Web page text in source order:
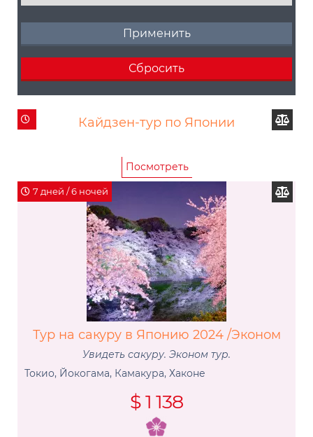
Кайдзен-тур по Японии
Посмотреть
7 дней / 6 ночей
Тур на сакуру в Японию 2024 /Эконом
Увидеть сакуру. Эконом тур.
Токио, Йокогама, Камакура, Хаконе
$ 1 138